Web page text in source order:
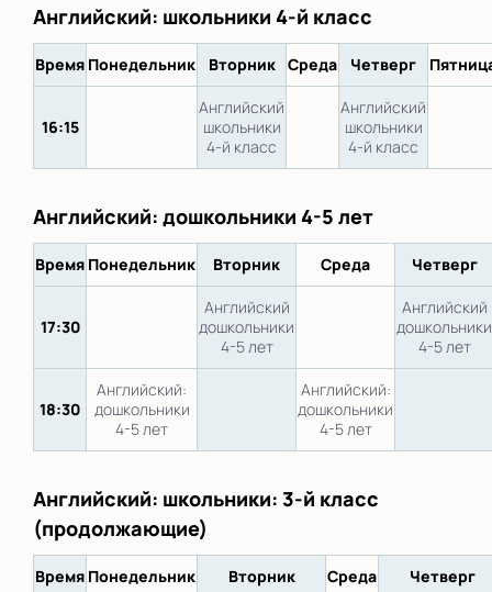
Английский: школьники 4-й класс
Время Понедельник Вторник Среда Четверг
16:15
Английский
школьники
4-й класс
Английский
школьники
4-й класс
Английский: дошкольники 4-5 лет
Время Понедельник Вторник Среда Четверг
17:30
Английский
дошкольники
4-5 лет
Английский
дошкольники
4-5 лет
18:30
Английский:
дошкольники
4-5 лет
Английский:
дошкольники
4-5 лет
Английский: школьники: 3-й класс
(продолжающие)
Время Понедельник Вторник Среда Четверг